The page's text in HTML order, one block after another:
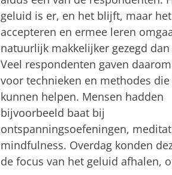
geluid is er, en het blijft, maar het
accepteren en ermee leren
natuurlijk makkelijker gezegd dan
Veel respondenten gaven
voor technieken en methodes
kunnen helpen. Mensen hadden
bijvoorbeeld baat bij
ontspanningsoefeningen,
mindfulness. Overdag konden
de focus van het geluid afhalen,